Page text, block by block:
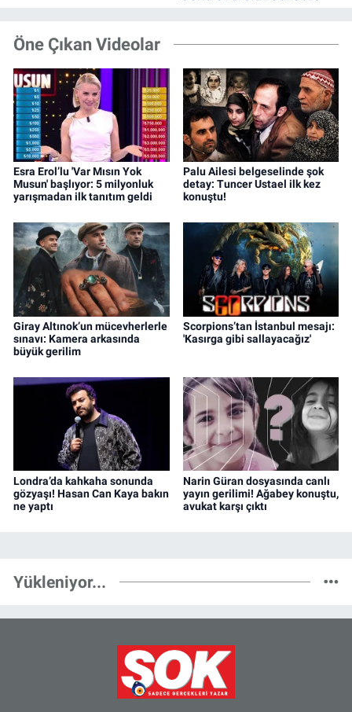
Öne Çıkan Videolar
Esra Erol’lu 'Var Mısın Yok
Musun' başlıyor: 5 milyonluk
yarışmadan ilk tanıtım geldi
Palu Ailesi belgeselinde şok
detay: Tuncer Ustael ilk kez
konuştu!
Giray Altınok’un mücevherlerle
sınavı: Kamera arkasında
büyük gerilim
Scorpions’tan İstanbul mesajı:
'Kasırga gibi sallayacağız'
Londra’da kahkaha sonunda
gözyaşı! Hasan Can Kaya bakın
ne yaptı
Narin Güran dosyasında canlı
yayın gerilimi! Ağabey konuştu,
avukat karşı çıktı
Yükleniyor...